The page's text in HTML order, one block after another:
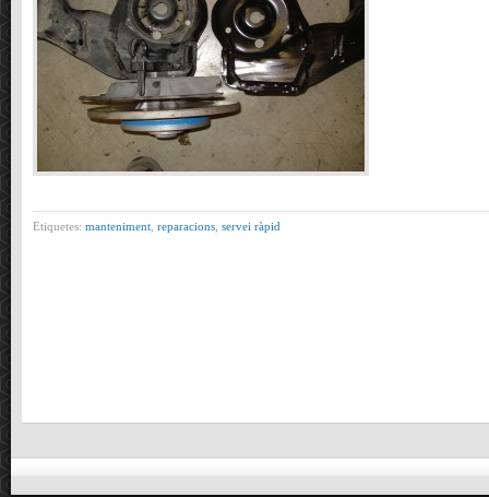
Etiquetes: manteniment reparacions servei ràpid